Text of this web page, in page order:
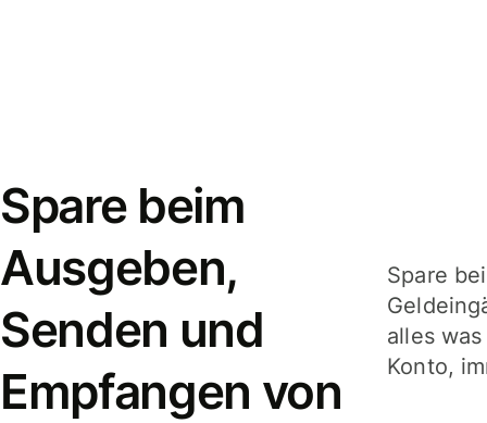
Spare beim
Ausgeben,
Senden und
Empfangen von
Spare
alles
Konto,